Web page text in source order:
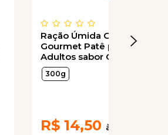
Ração Úmida GranPlus
Gourmet Patê para Cães
Adultos sabor Carne e
Cenoura 300g
300g
R$ 14,50